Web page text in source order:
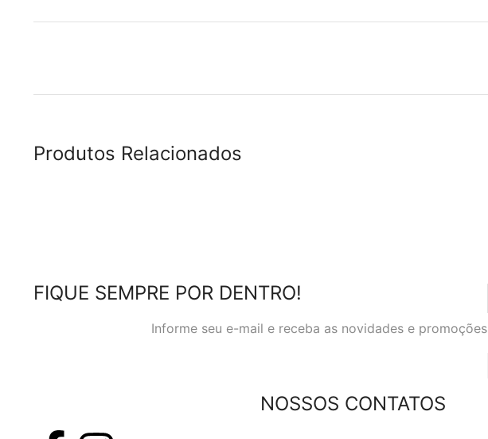
Produtos Relacionados
FIQUE SEMPRE POR DENTRO!
Informe seu e-mail e receba as novidades e promoções
NOSSOS CONTATOS